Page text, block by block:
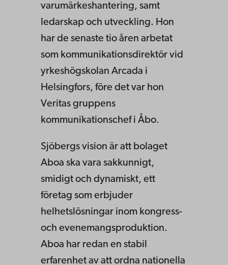
varumärkeshantering, samt
ledarskap och utveckling. Hon
har de senaste tio åren arbetat
som kommunikationsdirektör vid
yrkeshögskolan Arcada i
Helsingfors, före det var hon
Veritas gruppens
kommunikationschef i Åbo.
Sjöbergs vision är att bolaget
Aboa ska vara sakkunnigt,
smidigt och dynamiskt, ett
företag som erbjuder
helhetslösningar inom kongress-
och evenemangsproduktion.
Aboa har redan en stabil
erfarenhet av att ordna nationella